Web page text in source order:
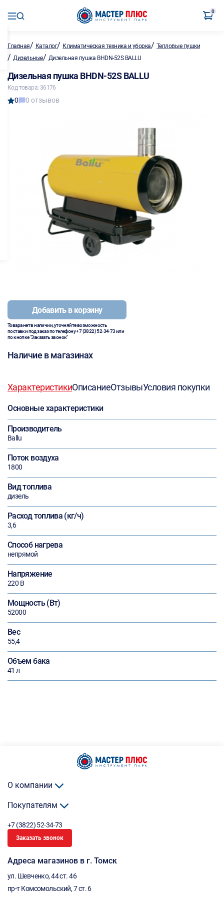
0
Главная/ Каталог/ Климатическая техника и уборка/ Тепловые пушки
/ Дизельные/ Дизельная пушка BHDN-52S BALLU
Дизельная пушка BHDN-52S BALLU
Код товара: 36176
0 0 отзывов
Добавить в корзину
Товара нет в наличии, уточняйте возможность
поставки под заказ по телефону+7 (3822) 52-34-73или
по кнопке "Заказать звонок"
Наличие в магазинах
ХарактеристикиОписаниеОтзывыУсловия покупки
Основные характеристики
Производитель
Ballu
Поток воздуха
1800
Вид топлива
дизель
Расход топлива (кг/ч)
3,6
Способ нагрева
непрямой
Напряжение
220 В
Мощность (Вт)
52000
Вес
55,4
Объем бака
41 л
О компании
Покупателям
+7 (3822) 52-34-73
Заказать звонок
Адреса магазинов в г. Томск
ул. Шевченко, 44 ст. 46
пр-т Комсомольский, 7 ст. 6